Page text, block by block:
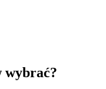
wybrać?